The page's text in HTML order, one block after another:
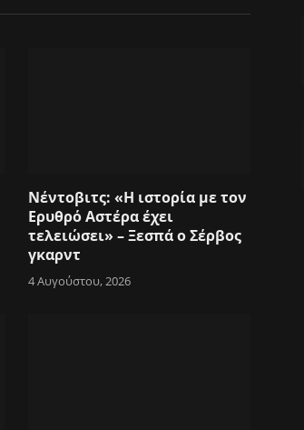
Νέντοβιτς: «Η ιστορία με τον
Ερυθρό Αστέρα έχει
τελειώσει» – Ξεσπά ο Σέρβος
γκαρντ
4 Αυγούστου, 2026